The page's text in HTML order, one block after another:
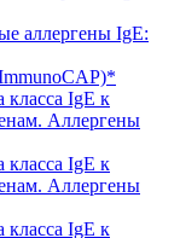
аллергены IgE:
класса IgE к
Аллергены
класса IgE к
Аллергены
класса IgE к